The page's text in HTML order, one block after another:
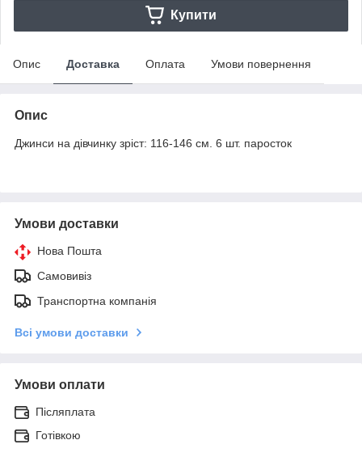
Купити
Опис Доставка Оплата Умови повернення
Опис
Джинси на дівчинку зріст: 116-146 см. 6 шт. паросток
Умови доставки
Нова Пошта
Самовивіз
Транспортна компанія
Всі умови доставки
Умови оплати
Післяплата
Готівкою